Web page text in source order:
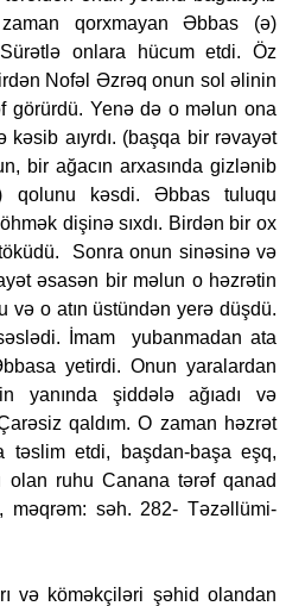
qorxmayan Əbbas (ə)
onlara hücum etdi. Öz
Nofəl Əzrəq onun sol əlinin
görürdü. Yenə də o məlun ona
aıyrdı. (başqa bir rəvayət
bir ağacın arxasında gizlənib
qolunu kəsdi. Əbbas tuluqu
dişinə sıxdı. Birdən bir ox
Sonra onun sinəsinə və
əsasən bir məlun o həzrətin
və o atın üstündən yerə düşdü.
İmam yubanmadan ata
yetirdi. Onun yaralardan
yanında şiddələ ağıadı və
qaldım. O zaman həzrət
təslim etdi, başdan-başa eşq,
olan ruhu Canana tərəf qanad
məqrəm: səh. 282- Təzəllümi-
və köməkçiləri şəhid olandan